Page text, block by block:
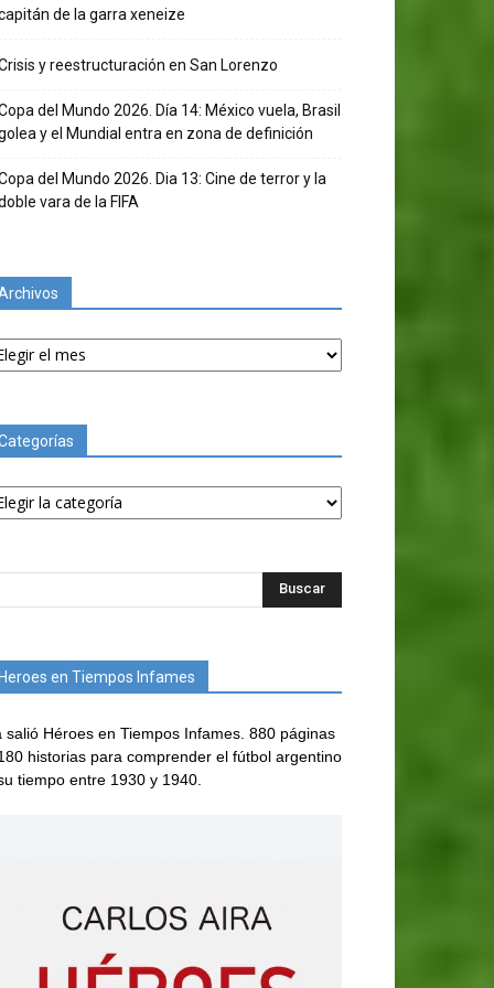
de la garra xeneize
y reestructuración en San Lorenzo
del Mundo 2026. Día 14: México vuela, Brasil
y el Mundial entra en zona de definición
del Mundo 2026. Dia 13: Cine de terror y la
vara de la FIFA
Heroes en Tiempos Infames
salió Héroes en Tiempos Infames. 880 páginas
historias para comprender el fútbol argentino
tiempo entre 1930 y 1940.